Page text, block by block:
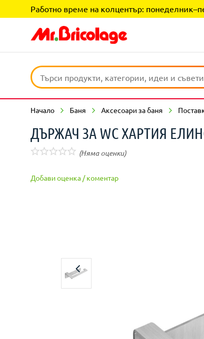
Работно време на колцентър:
Начало Баня Аксесоари за баня
ДЪРЖАЧ ЗА WC ХАРТИЯ
(Няма оценки)
Добави оценка / коментар